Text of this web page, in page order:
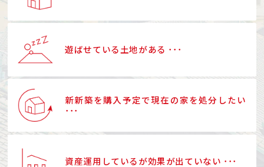
遊ばせている土地がある ･･･
新新築を購入予定で現在の家を処分したい
･･･
資産運用しているが効果が出ていない ･･･